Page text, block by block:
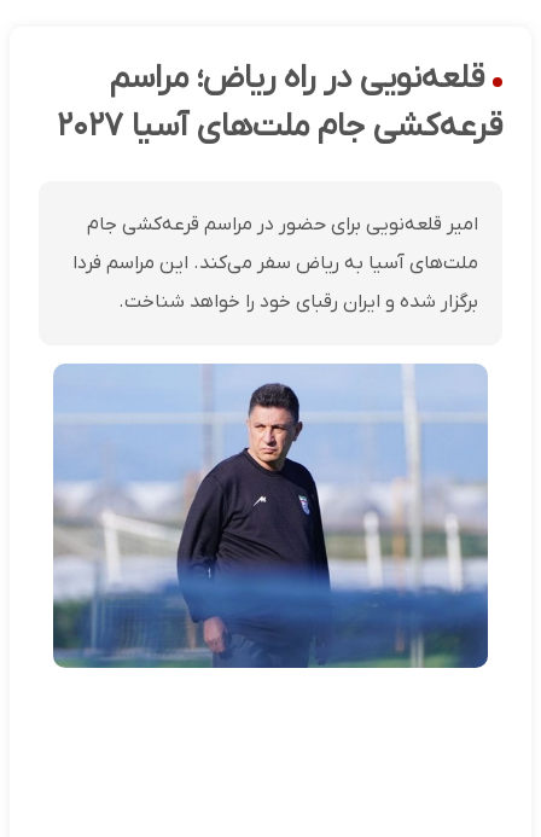
قلعه‌نویی در راه ریاض؛ مراسم
قرعه‌کشی جام ملت‌های آسیا ۲۰۲۷
امیر قلعه‌نویی برای حضور در مراسم قرعه‌کشی جام
ملت‌های آسیا به ریاض سفر می‌کند. این مراسم فردا
برگزار شده و ایران رقبای خود را خواهد شناخت.